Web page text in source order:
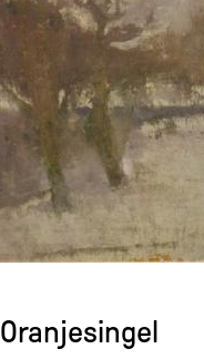
Oranjesingel